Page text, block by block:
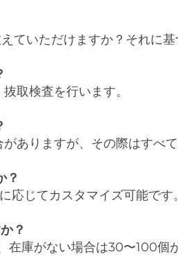
ていただけますか？それに
取検査を行います。
ありますが、その際はすべ
？
じてカスタマイズ可能です。
？
庫がない場合は30〜100個